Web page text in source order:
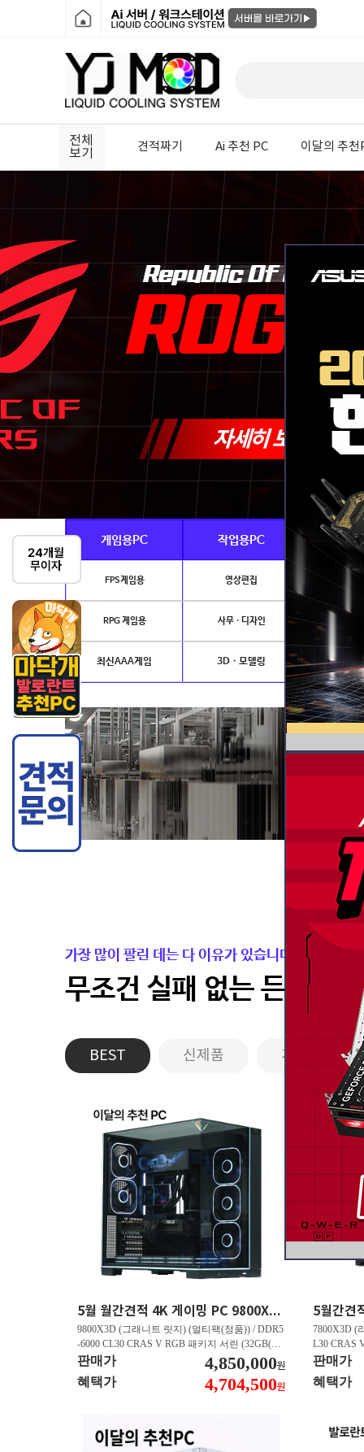
전체
보기
견적짜기 Ai 추천 PC 이달의 추천
게임용PC 작업용PC Ai · 전
FPS게임용 영상편집
RPG 게임용 사무 · 디자인
최신AAA게임 3D · 모델링 NVIDIA
가장 많이 팔린 데는 다 이유가 있습니다.
무조건 실패 없는 든든한
BEST 신제품 게이밍PC
5월 월간견적 4K 게이밍 PC 9800X3D RTX 5070 Ti GY508
9800X3D (그래니트 릿지) (멀티팩(정품)) / DDR5
-6000 CL30 CRAS V RGB 패키지 서린 (32GB(16
Gx2)) / B850M AORUS ELITE WIFI6E 피씨디렉
트 / 지포스 RTX 5070 Ti GAMING OC D7 16GB
피씨디렉트 / EXCERIA 히트싱크 M.2 NVMe (2T
판매가 4,850,000원
혜택가 4,704,500원
7800X3D (
L30 CRAS
B850M
스 RTX
A 히트싱크
판매가
혜택가